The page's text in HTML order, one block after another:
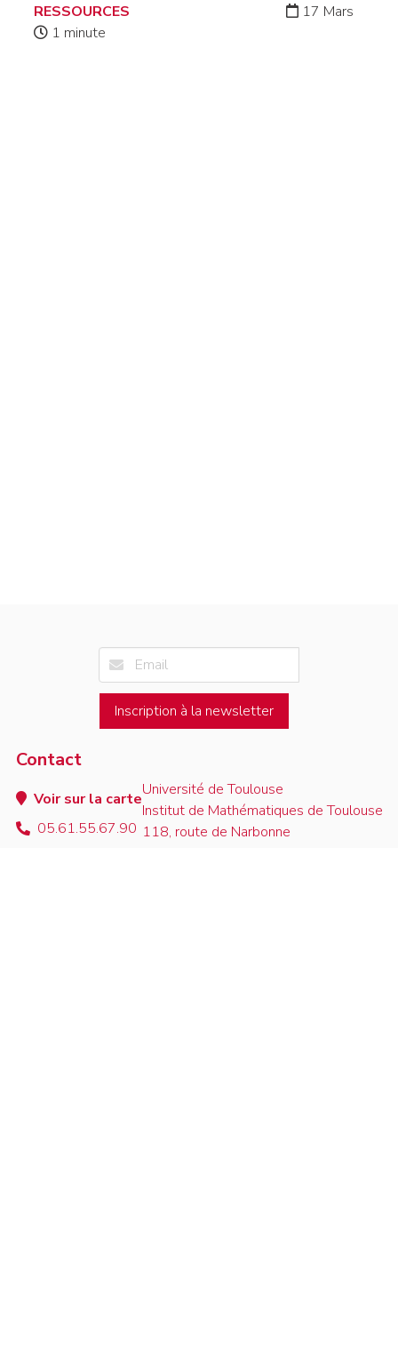
RESSOURCES
17 Mars
1 minute
Inscription à la newsletter
Contact
Voir sur la carte
05.61.55.67.90
Université de Toulouse
Institut de Mathématiques de Toulouse
118, route de Narbonne